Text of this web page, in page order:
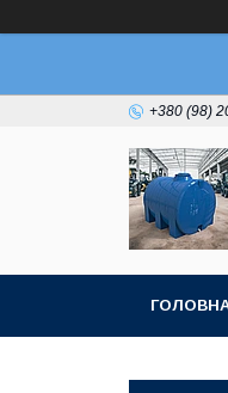
+380 (98)